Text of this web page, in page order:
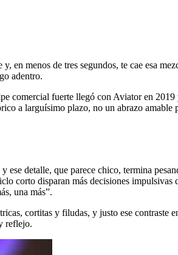
menos de tres segundos, te cae esa
adentro.
comercial fuerte llegó con Aviator en 2019
a larguísimo plazo, no un abrazo amable
detalle, que parece chico, termina
corto disparan más decisiones impulsivas
una más”.
cortitas y filudas, y justo ese contraste
reflejo.